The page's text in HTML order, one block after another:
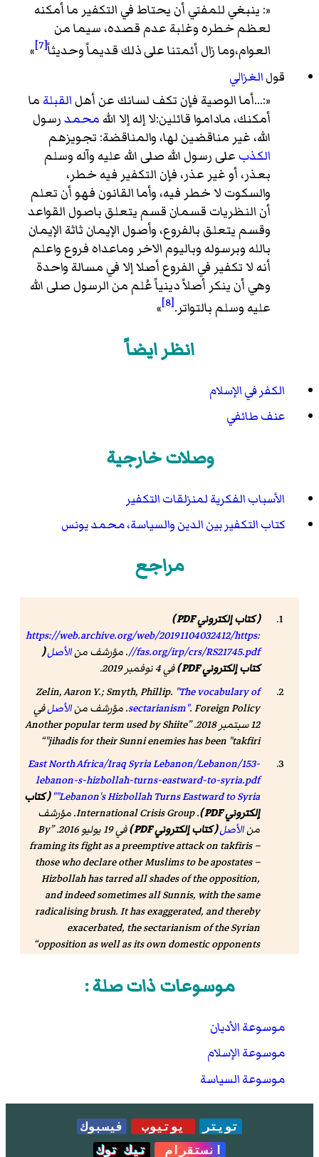
«: ينبغي للمفتي أن يحتاط في التكفير ما أمكنه
لعظم خطره وغلبة عدم قصده، سيما من
العوام،وما زال أئمتنا على ذلك قديماً وحديثاً[7]
»
قولالغزالي
«:...أما الوصية فإن تكف لسانك عن أهل القبلة ما
أمكنك، ماداموا قائلين:لا إله إلا الله محمدرسول
الله، غير مناقضين لها، والمناقضة: تجويزهم
الكذب على رسول الله صلى الله عليه وآله وسلم
بعذر، أو غير عذر، فإن التكفير فيه خطر،
والسكوت لا خطر فيه، وأما القانون فهو أن تعلم
أن النظريات قسمان قسم يتعلق باصول القواعد
وقسم يتعلق بالفروع، وأصول الإيمان ثاثة الإيمان
بالله وبرسوله وباليوم الاخر وماعداه فروع واعلم
أنه لا تكفير في الفروع أصلا إلا في مسالة واحدة
وهي أن ينكر أصلاً دينياً عُلم من الرسول صلى الله
عليه وسلم بالتواتر.[8]
»
انظر ايضاً
الكفر في الإسلام
عنف طائفي
وصلات خارجية
الأسباب الفكرية لمنزلقات التكفير
كتاب التكفير بين الدين والسياسة، محمد يونس
مراجع
( كتاب إلكتروني PDF )
https://web.archive.org/web/20191104032412/https:
//fas.org/irp/crs/RS21745.pdf. مؤرشف منالأصل(
كتاب إلكتروني PDF )
في 4 نوفمبر 2019.
Zelin, Aaron Y.; Smyth, Phillip. "The vocabulary of
sectarianism". Foreign Policy. مؤرشف من الأصلفي
12 سبتمبر 2018
.
Another popular term used by Shiite
jihadis for their Sunni enemies has been "takfiri"
East North Africa/Iraq Syria Lebanon/Lebanon/153-
lebanon-s-hizbollah-turns-eastward-to-syria.pdf
"Lebanon's Hizbollah Turns Eastward to Syria" ( كتاب
إلكتروني PDF )
. International Crisis Group. مؤرشف
منالأصل( كتاب إلكتروني PDF ) في 19 يوليو 2016 .
By
framing its fight as a preemptive attack ontakfiris–
those who declare other Muslims to be apostates –
Hizbollah has tarred all shades of the opposition,
and indeed sometimes all Sunnis, with the same
radicalising brush. It has exaggerated, and thereby
exacerbated, the sectarianism of the Syrian
opposition as well as its own domestic opponents
dying for a confused cause"
مؤرشف من
الأصل
provocatively and perjoratively brand “the
Takfiris”
دار الإفتاء - حكم تكفير المسلمين وقتلهم بسبب ذلك
- تصفح:
نسخة محفوظة
واي باك مشين.
http://www.dar-alifta.org/ar/Viewstatement.aspx?
sec=fatwa&ID=2869
موسوعات ذات صلة :
موسوعة الأديان
موسوعة الإسلام
موسوعة السياسة
تويتر يوتيوب
فيسبوك
انستقرام
تيك توك